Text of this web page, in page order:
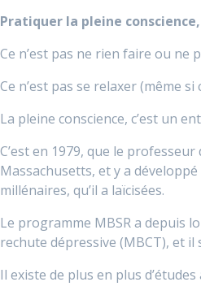
Pratiquer la pleine
Ce n’est pas ne rien faire ou ne
Ce n’est pas se relaxer (même
La pleine conscience, c’est un
C’est en 1979, que le
Massachusetts, et y a
millénaires, qu’il a laïcisées.
Le programme MBSR a depuis
rechute dépressive (MBCT), et
Il existe de plus en plus